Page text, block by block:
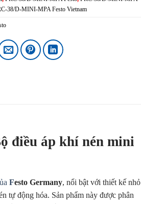
38/D-MINI-MPA Festo Vietnam
điều áp khí nén mini
Festo Germany, nổi bật với thiết kế nhỏ
tự động hóa. Sản phẩm này được phân